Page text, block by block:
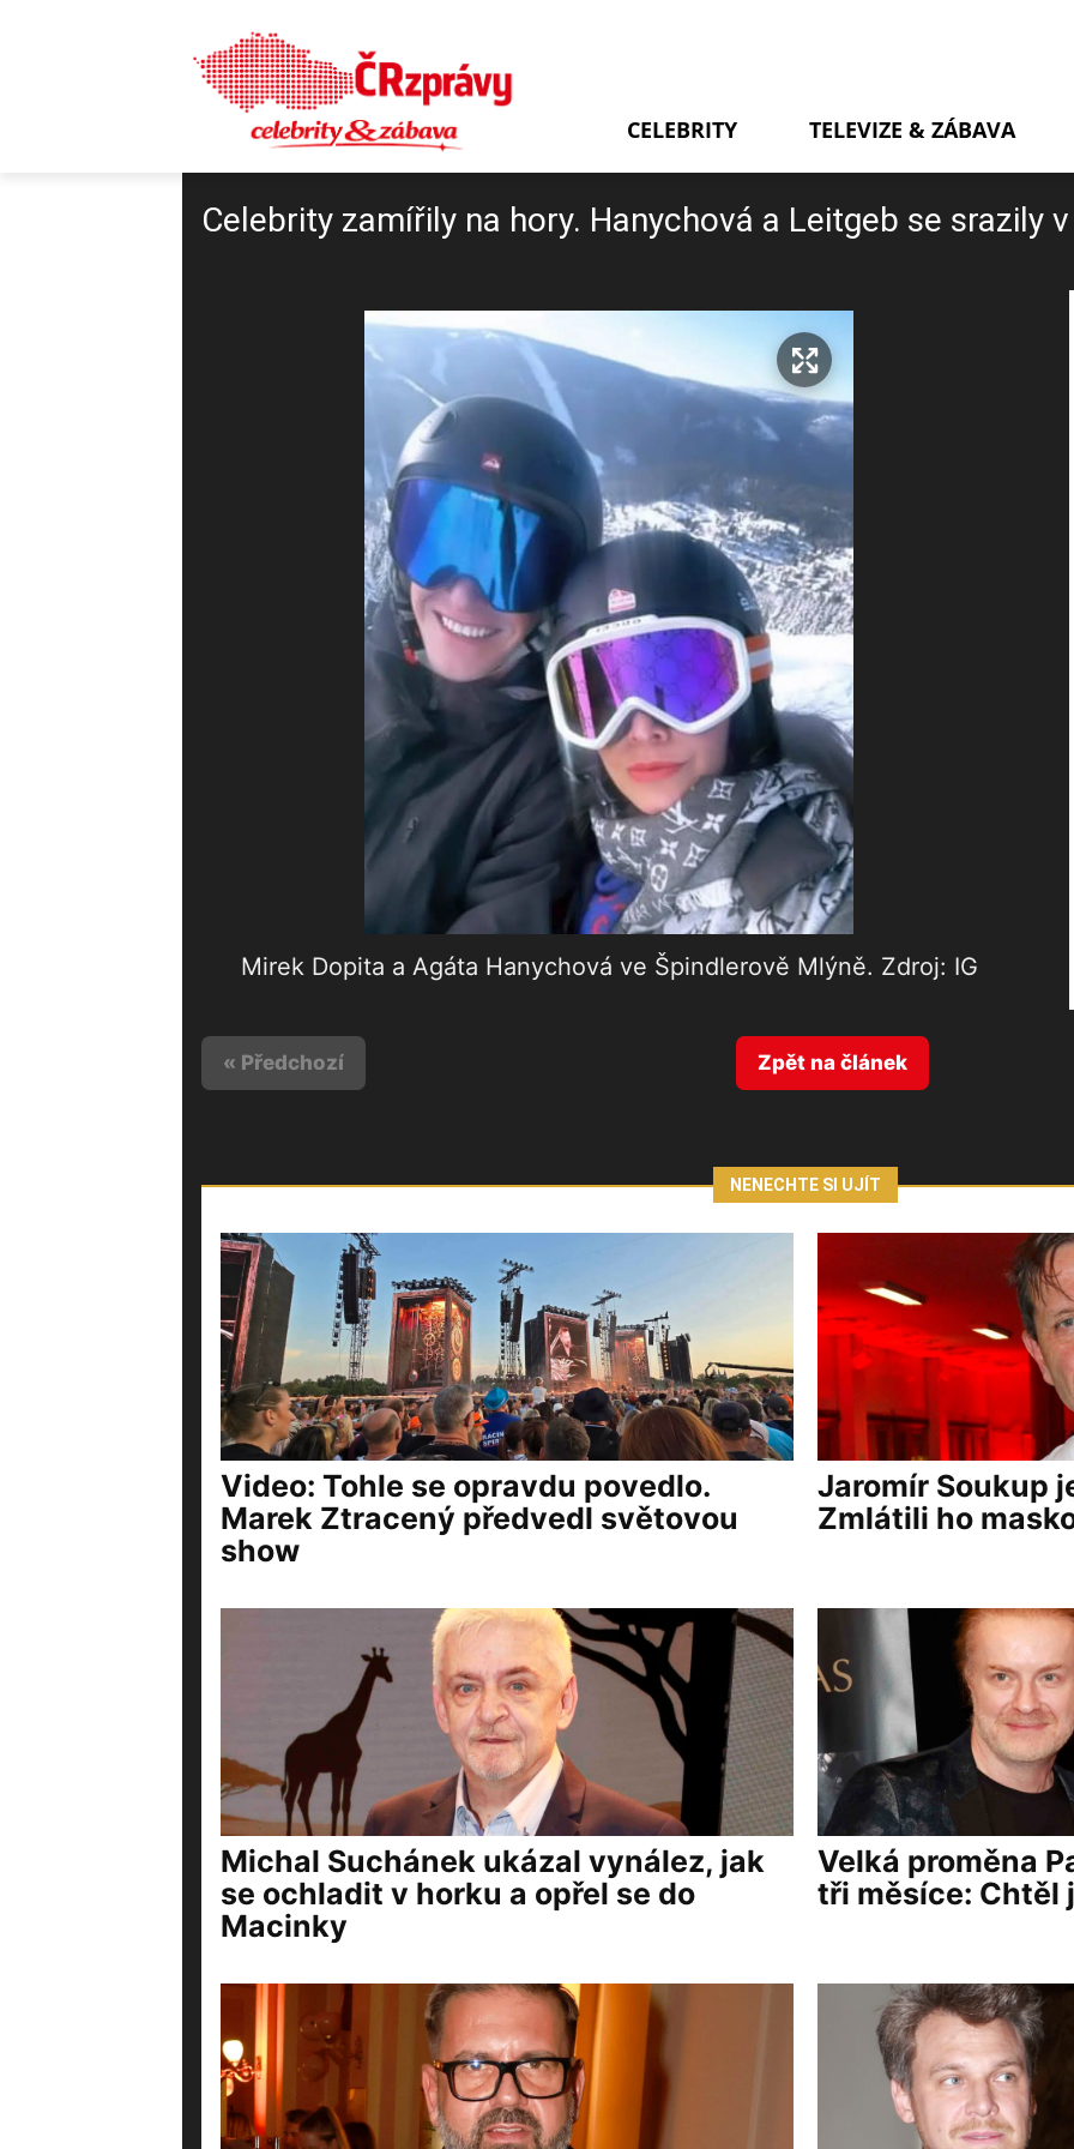
CELEBRITY TELEVIZE & ZÁBAVA
Celebrity zamířily na hory. Hanychová a Leitgeb se srazily v
Mirek Dopita a Agáta Hanychová ve Špindlerově Mlýně. Zdroj: IG
« Předchozí Zpět na článek
NENECHTE SI UJÍT
Video: Tohle se opravdu povedlo.
Marek Ztracený předvedl světovou
show
Jaromír Soukup
Zmlátili ho
Michal Suchánek ukázal vynález, jak
se ochladit v horku a opřel se do
Macinky
Velká proměna
tři měsíce: Chtěl